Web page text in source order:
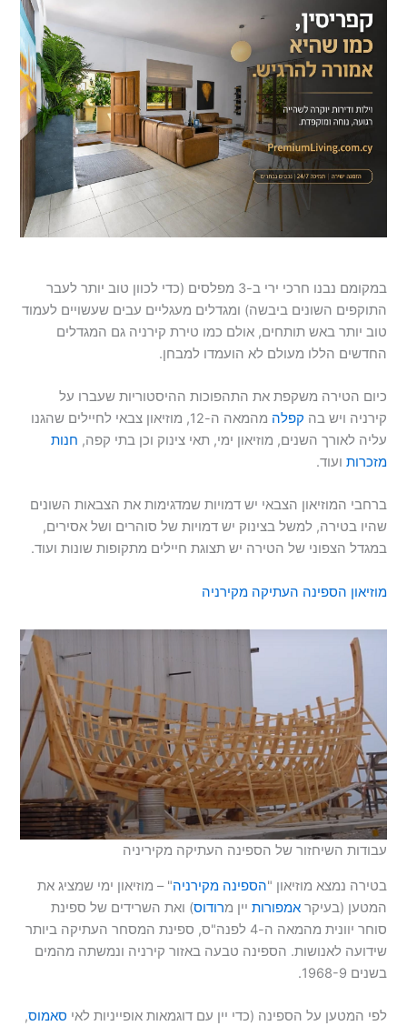
במקומם נבנו חרכי ירי ב-3 מפלסים (כדי לכוון טוב יותר לעבר
התוקפים השונים ביבשה) ומגדלים מעגליים עבים שעשויים לעמוד
טוב יותר באש תותחים, אולם כמו טירת קירניה גם המגדלים
החדשים הללו מעולם לא הועמדו למבחן.
כיום הטירה משקפת את התהפוכות ההיסטוריות שעברו על
קירניה ויש בה קפלה
מהמאה ה-12, מוזיאון צבאי לחיילים שהגנו
עליה לאורך השנים, מוזיאון ימי, תאי צינוק וכן בתי קפה, חנות
מזכרות ועוד.
ברחבי המוזיאון הצבאי יש דמויות שמדגימות את הצבאות השונים
שהיו בטירה, למשל בצינוק יש דמויות של סוהרים ושל אסירים,
במגדל הצפוני של הטירה יש תצוגת חיילים מתקופות שונות ועוד.
מוזיאון הספינה העתיקה מקירניה
עבודות השיחזור של הספינה העתיקה מקיריניה
בטירה נמצא מוזיאון "הספינה מקירניה" – מוזיאון ימי שמציג את
המטען (בעיקראמפורות יין מרודוס) ואת השרידים של ספינת
סוחר יוונית מהמאה ה-4 לפנה"ס, ספינת המסחר העתיקה ביותר
שידועה לאנושות. הספינה טבעה באזור קירניה ונמשתה מהמים
בשנים 1968-9.
לפי המטען על הספינה (כדי יין עם דוגמאות אופייניות לאי סאמוס,